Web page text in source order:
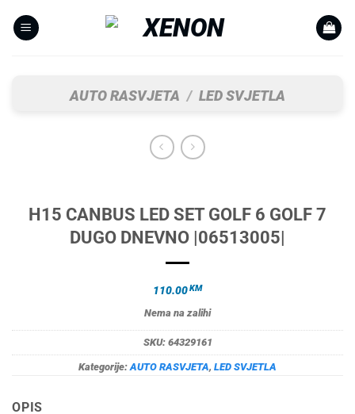
AUTO RASVJETA / LED SVJETLA
H15 CANBUS LED SET GOLF 6 GOLF 7
DUGO DNEVNO |06513005|
110.00KM
Nema na zalihi
SKU: 64329161
Kategorije: AUTO RASVJETA, LED SVJETLA
OPIS